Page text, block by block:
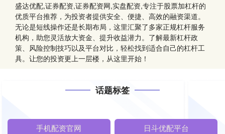
盛达优配,证券配资,证券配资网,实盘配资,专注于股票加杠杆的
优质平台推荐，为投资者提供安全、便捷、高效的融资渠道。
无论是短线操作还是长期布局，这里汇聚了多家正规杠杆服务
机构，助您灵活放大资金、提升收益潜力。了解最新杠杆政
策、风险控制技巧以及平台对比，轻松找到适合自己的杠杆工
具。让您的投资更上一层楼，从这里开始！
话题标签
手机配资官网 日斗优配平台